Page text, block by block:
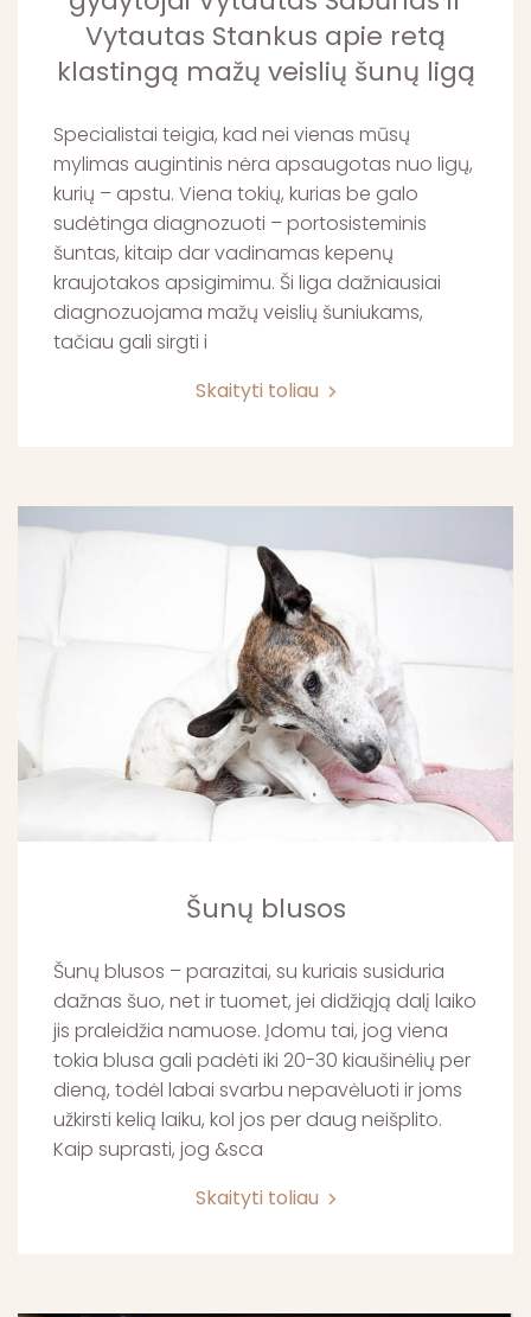
Vytautas Stankus apie retą
klastingą mažų veislių šunų ligą
Specialistai teigia, kad nei vienas mūsų
mylimas augintinis nėra apsaugotas nuo ligų,
kurių – apstu. Viena tokių, kurias be galo
sudėtinga diagnozuoti – portosisteminis
šuntas, kitaip dar vadinamas kepenų
kraujotakos apsigimimu. Ši liga dažniausiai
diagnozuojama mažų veislių šuniukams,
tačiau gali sirgti i
Skaityti toliau
Šunų blusos
Šunų blusos – parazitai, su kuriais susiduria
dažnas šuo, net ir tuomet, jei didžiąją dalį laiko
jis praleidžia namuose. Įdomu tai, jog viena
tokia blusa gali padėti iki 20-30 kiaušinėlių per
dieną, todėl labai svarbu nepavėluoti ir joms
užkirsti kelią laiku, kol jos per daug neišplito.
Kaip suprasti, jog &sca
Skaityti toliau